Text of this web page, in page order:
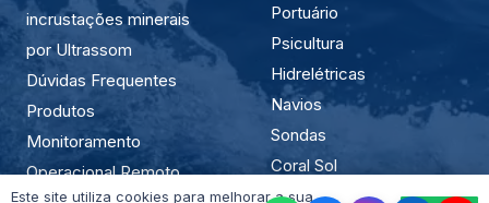
incrustações minerais
por Ultrassom
Dúvidas Frequentes
Produtos
Monitoramento
Operacional Remoto
Portuário
Psicultura
Hidrelétricas
Navios
Sondas
Coral Sol
Mexilhão Dourado
Este site utiliza cookies para melhorar a sua